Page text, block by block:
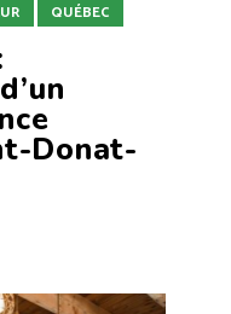
QUÉBEC
Donat-